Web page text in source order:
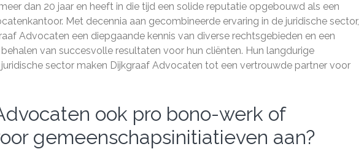
dan 20 jaar en heeft in die tijd een solide reputatie opgebouwd als een
Met decennia aan gecombineerde ervaring in de juridische sector,
Advocaten een diepgaande kennis van diverse rechtsgebieden en een
van succesvolle resultaten voor hun cliënten. Hun langdurige
sector maken Dijkgraaf Advocaten tot een vertrouwde partner voor
ook pro bono-werk of
gemeenschapsinitiatieven aan?